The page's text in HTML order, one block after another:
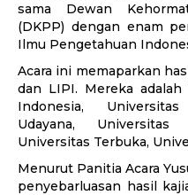
sama Dewan
(DKPP) dengan enam
Ilmu Pengetahuan
Acara ini memaparkan
dan LIPI. Mereka
Indonesia,
Udayana,
Universitas Terbuka,
Menurut Panitia Acara
penyebarluasan hasil